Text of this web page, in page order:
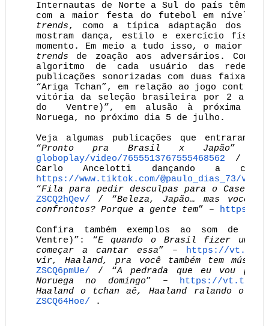
Internautas de Norte a Sul do país têm
com a maior festa do futebol em nível
trends, como a típica adaptação dos
mostram dança, estilo e exercício
momento. Em meio a tudo isso, o maior
trends de zoação aos adversários.
algoritmo de cada usuário das redes
publicações sonorizadas com duas faixas
“Ariga Tchan”, em relação ao jogo contra o
vitória da seleção brasileira por 2 a 1; e
do Ventre)”, em alusão à próxima
Noruega, no próximo dia 5 de julho.
Veja algumas publicações que entraram
“Pronto pra Brasil x Japão”
globoplay/video/7655513767555468562 /
Carlo Ancelotti dançando a
https://www.tiktok.com/@paulo_ dias_73/
“Fila para pedir desculpas para o Casemiro
ZSCQ2hQev/ / “Beleza, Japão… mas
confrontos? Porque a gente tem” – https://
Confira também exemplos ao som de
Ventre)”: “E quando o Brasil fizer um
começar a cantar essa” – https://
vir, Haaland, pra você também tem música
ZSCQ6pmUe/ / “A pedrada que eu vou
Noruega no domingo” – https://
Haaland o tchan aê, Haaland ralando o
ZSCQ64Hoe/ .